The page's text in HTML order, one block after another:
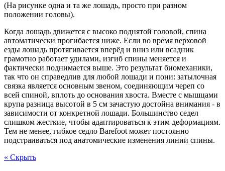
(На рисунке одна и та же лошадь, просто при разном
положении головы).
Когда лошадь движется с высоко поднятой головой, спина
автоматически прогибается ниже. Если во время верховой
езды лошадь протягивается вперёд и вниз или всадник
грамотно работает удилами, изгиб спины меняется и
фактически поднимается выше. Это результат биомеханики,
так что он справедлив для любой лошади и пони: затылочная
связка является основным звеном, соединяющим череп со
всей спиной, вплоть до основания хвоста. Вместе с мышцами
крупа разница высотой в 5 см зачастую достойна внимания - в
зависимости от конкретной лошади. Большинство седел
слишком жесткие, чтобы адаптироваться к этим деформациям.
Тем не менее, гибкое седло Barefoot может постоянно
подстраиваться под анатомические изменения линии спины.
« Скрыть